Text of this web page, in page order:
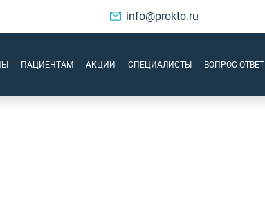
info@prokto.ru
ПАЦИЕНТАМ АКЦИИ СПЕЦИАЛИСТЫ ВОПРОС-ОТВЕТ